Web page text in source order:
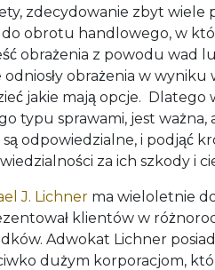
zdecydowanie zbyt wiele
obrotu handlowego, w
obrażenia z powodu wad
odniosły obrażenia w
jakie mają opcje.
typu sprawami, jest
odpowiedzialne, i podjąć
za ich szkody i
J. Lichner ma wieloletnie
klientów w
Adwokat Lichner
dużym korporacjom,